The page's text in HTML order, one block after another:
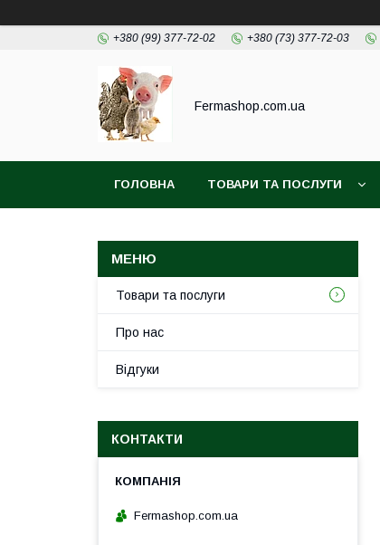
+380 (99) 377-72-02 +380 (73) 377-72-03
Fermashop.com.ua
ГОЛОВНА ТОВАРИ ТА ПОСЛУГИ
Товари та послуги
Про нас
Відгуки
КОНТАКТИ
Fermashop.com.ua